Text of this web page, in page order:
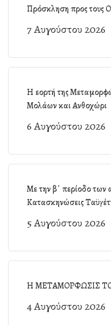
Πρόσκληση προς τους
7 Αυγούστου 2026
Η εορτή της
Μολάων και Ανθοχώρι
6 Αυγούστου 2026
Με την β΄ περίοδο των
Κατασκηνώσεις
5 Αυγούστου 2026
Η ΜΕΤΑΜΟΡΦΩΣΙΣ
4 Αυγούστου 2026